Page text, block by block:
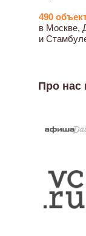
490
в Москве,
и
Про